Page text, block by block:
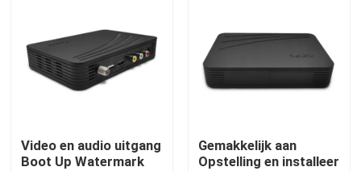
Thuis
Video en audio uitgang
Boot Up Watermark
Gemakkelijk aan
Opstelling en installeer